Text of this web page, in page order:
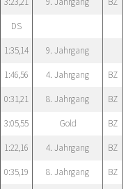
DS
1:35,14 9. Jahrgang
1:46,56 4. Jahrgang BZ
0:31,21 8. Jahrgang BZ
3:05,55 Gold BZ
1:22,16 4. Jahrgang BZ
0:35,19 8. Jahrgang BZ